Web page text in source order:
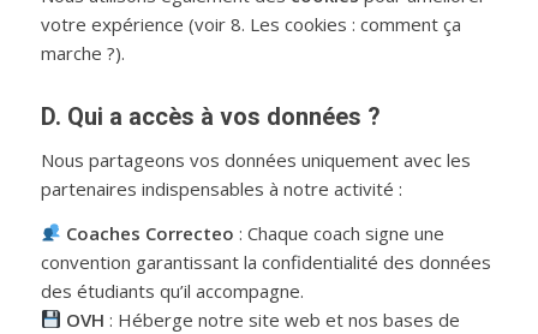
votre expérience (voir 8. Les cookies : comment ça
marche ?).
D. Qui a accès à vos données ?
Nous partageons vos données uniquement avec les
partenaires indispensables à notre activité :
Coaches Correcteo : Chaque coach signe une
convention garantissant la confidentialité des données
des étudiants qu’il accompagne.
OVH : Héberge notre site web et nos bases de